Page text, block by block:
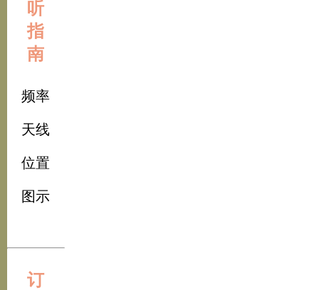
听
指
南
频率
天线
位置
图示
订